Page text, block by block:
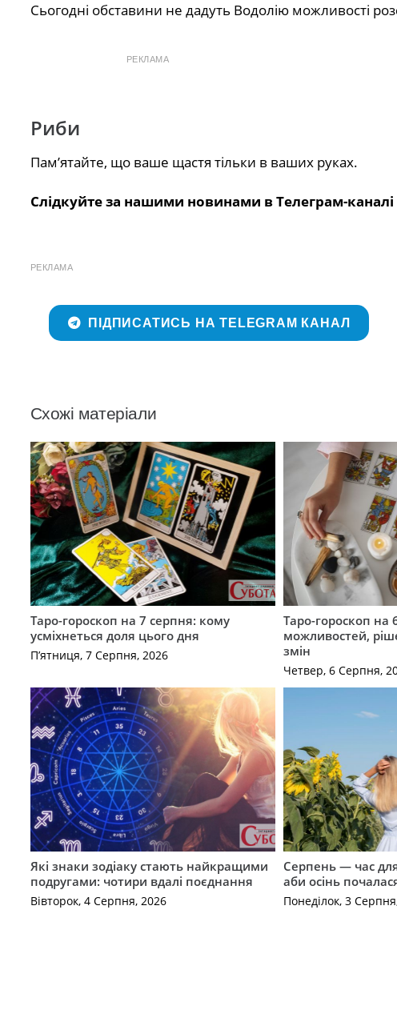
Сьогодні обставини не дадуть Водолію можливості
РЕКЛАМА
Риби
Пам’ятайте, що ваше щастя тільки в ваших руках.
Слідкуйте за нашими новинами в Телеграм-каналі
РЕКЛАМА
ПІДПИСАТИСЬ НА TELEGRAM КАНАЛ
Схожі матеріали
Таро-гороскоп на 7 серпня: кому
усміхнеться доля цього дня
П’ятниця, 7 Серпня, 2026
Таро-гороскоп на
можливостей,
змін
Четвер, 6 Серпня,
Які знаки зодіаку стають найкращими
подругами: чотири вдалі поєднання
Вівторок, 4 Серпня, 2026
Серпень — час
аби осінь
Понеділок, 3